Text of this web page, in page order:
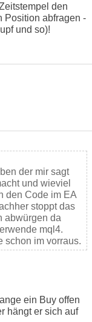
den
Position abfragen -
und so)!
der mir sagt
und wieviel
den Code im EA
stoppt das
abwürgen da
mql4.
schon im vorraus.
ein Buy offen
hängt er sich auf